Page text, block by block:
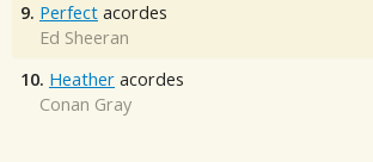
9. Perfect acordes
Ed Sheeran
10. Heather acordes
Conan Gray